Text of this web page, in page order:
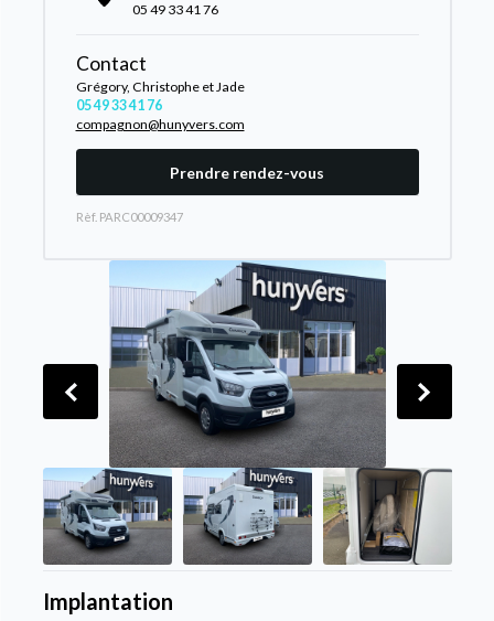
05 49 33 41 76
Contact
Grégory, Christophe et Jade
05 49 33 41 76
compagnon@hunyvers.com
Prendre rendez-vous
Rèf. PARC00009347
Implantation